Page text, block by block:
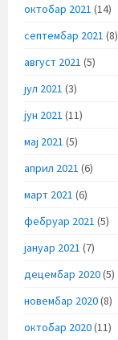
октобар 2021 (14)
септембар 2021 (8)
август 2021 (5)
јул 2021 (3)
јун 2021 (11)
мај 2021 (5)
април 2021 (6)
март 2021 (6)
фебруар 2021 (5)
јануар 2021 (7)
децембар 2020(5)
новембар 2020(8)
октобар 2020(11)